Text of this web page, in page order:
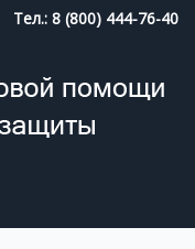
Тел.: 8 (800) 444-76-40